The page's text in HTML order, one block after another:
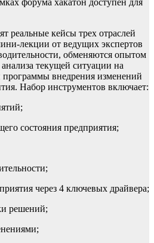
форума хакатон доступен для
реальные кейсы трех отраслей
лекции от ведущих экспертов
обменяются опытом
текущей ситуации на
программы внедрения изменений
Набор инструментов включает:
состояния предприятия;
через 4 ключевых драйвера;
решений;